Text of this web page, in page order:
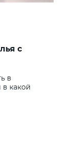
с
в
в какой